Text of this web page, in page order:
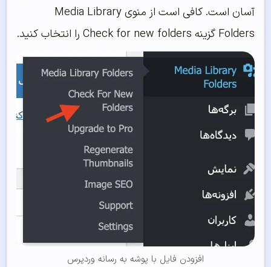
آسان است. کافی است از منوی Media Library
Folders گزینه Check for new folders را انتخاب کنید.
افزودن فایل با پوشه به رسانه وردپرس